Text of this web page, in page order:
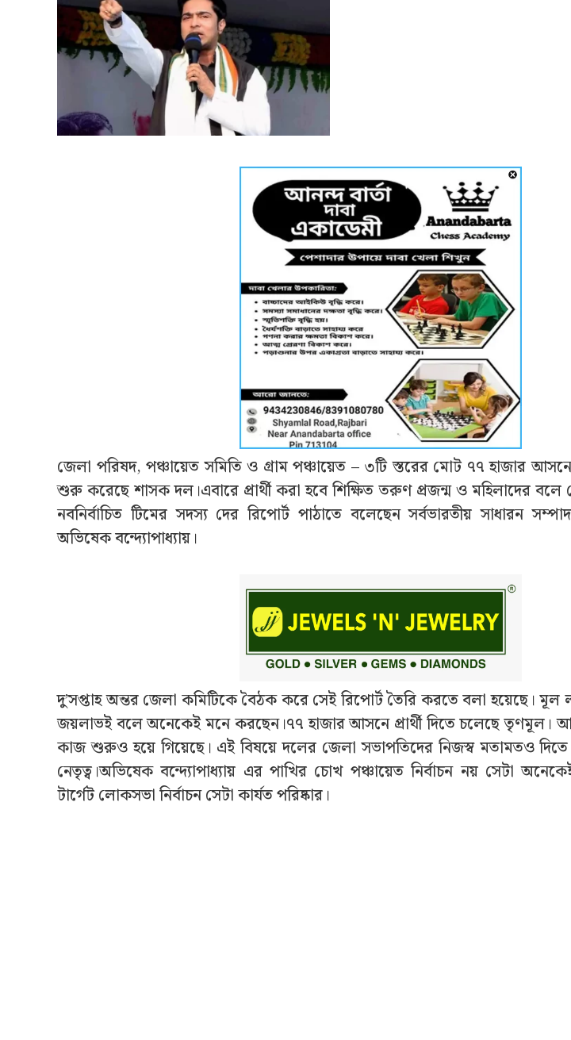
জেলা পরিষদ, পঞ্চায়েত সমিতি ও গ্রাম পঞ্চায়েত – ৩টি স্তরের মোট ৭৭ হাজার আসনে
শুরু করেছে শাসক দল।এবারে প্রার্থী করা হবে শিক্ষিত তরুণ প্রজন্ম ও মহিলাদের বলে
নবনির্বাচিত টিমের সদস্য দের রিপোর্ট পাঠাতে বলেছেন সর্বভারতীয় সাধারন
অভিষেক বন্দ্যোপাধ্যায়।
দু’সপ্তাহ অন্তর জেলা কমিটিকে বৈঠক করে সেই রিপোর্ট তৈরি করতে বলা হয়েছে। মূল
জয়লাভই বলে অনেকেই মনে করছেন।৭৭ হাজার আসনে প্রার্থী দিতে চলেছে তৃণমূল। আর
কাজ শুরুও হয়ে গিয়েছে। এই বিষয়ে দলের জেলা সভাপতিদের নিজস্ব মতামতও
নেতৃত্ব।অভিষেক বন্দ্যোপাধ্যায় এর পাখির চোখ পঞ্চায়েত নির্বাচন নয় সেটা
টার্গেট লোকসভা নির্বাচন সেটা কার্যত পরিষ্কার।